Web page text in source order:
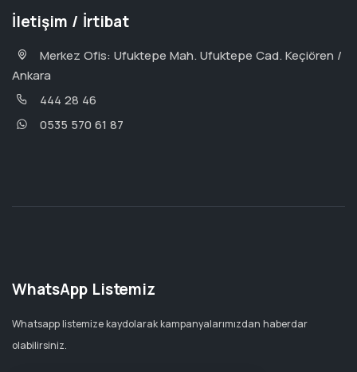
İletişim / İrtibat
Merkez Ofis: Ufuktepe Mah. Ufuktepe Cad. Keçiören /
Ankara
444 28 46
0535 570 61 87
WhatsApp Listemiz
Whatsapp listemize kaydolarak kampanyalarımızdan haberdar
olabilirsiniz.